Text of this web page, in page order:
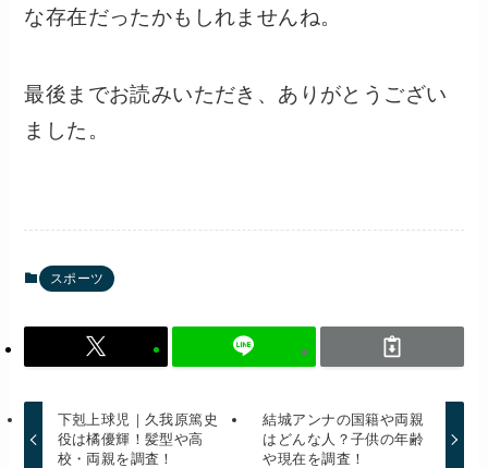
な存在だったかもしれませんね。
最後までお読みいただき、ありがとうござい
ました。
スポーツ
下剋上球児｜久我原篤史
役は橘優輝！髪型や高
校・両親を調査！
結城アンナの国籍や両親
はどんな人？子供の年齢
や現在を調査！